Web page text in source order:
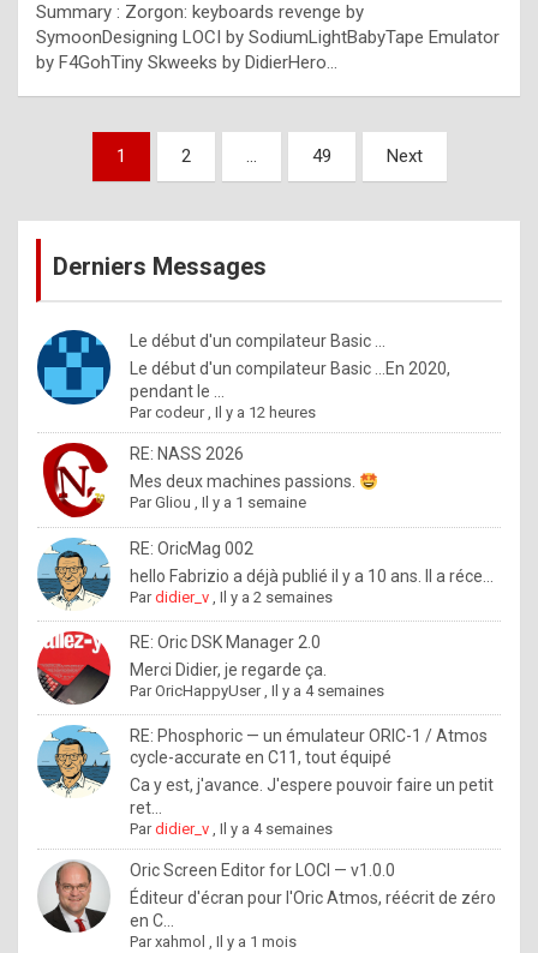
l
e
x
a
%
m
a
d
b
y
o
l
e
x
.
I
f
y
o
u
w
Summary : Zorgon: keyboards revenge by
SymoonDesigning LOCI by SodiumLightBabyTape Emulator
by F4GohTiny Skweeks by DidierHero…
Pagination
publications
1 2 … 49 Next
Derniers Messages
Le début d'un compilateur Basic ...
Le début d'un compilateur Basic ...En 2020,
pendant le ...
Parcodeur,Il y a 12 heures
RE: NASS 2026
Mes deux machines passions.
ParGliou ,Il y a 1 semaine
RE: OricMag 002
hello Fabrizio a déjà publié il y a 10 ans. Il a réce...
Pardidier_v ,Il y a 2 semaines
RE: Oric DSK Manager 2.0
Merci Didier, je regarde ça.
ParOricHappyUser,Il y a 4 semaines
RE: Phosphoric — un émulateur ORIC-1 / Atmos
cycle-accurate en C11, tout équipé
Ca y est, j'avance. J'espere pouvoir faire un petit
ret...
Pardidier_v ,Il y a 4 semaines
Oric Screen Editor for LOCI — v1.0.0
Éditeur d'écran pour l'Oric Atmos, réécrit de zéro
en C...
Parxahmol ,Il y a 1 mois